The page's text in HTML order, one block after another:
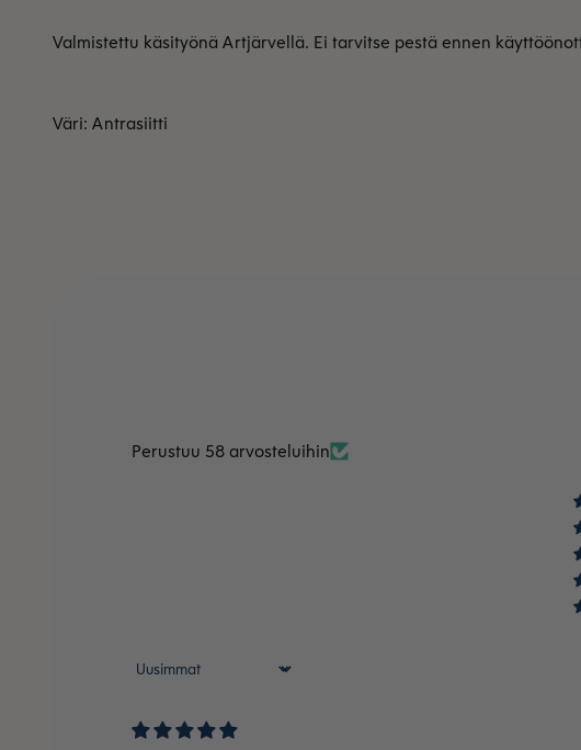
Valmistettu käsityönä Artjärvellä. Ei tarvitse pestä ennen
Väri: Antrasiitti
Perustuu 58 arvosteluihin
Sort by